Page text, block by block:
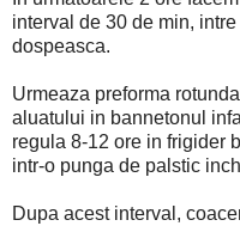
interval de 30 de min,
dospeasca.
Urmeaza preforma
aluatului in bannetonul
regula 8-12 ore in frigider
intr-o punga de palstic
Dupa acest interval,